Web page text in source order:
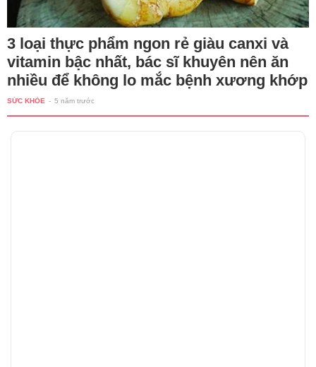
3 loại thực phẩm ngon rẻ giàu canxi và
vitamin bậc nhất, bác sĩ khuyên nên ăn
nhiều để không lo mắc bệnh xương khớp
SỨC KHỎE - 5 năm trước